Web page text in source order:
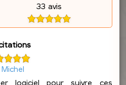
33 avis
Michel
logiciel pour suivre ces